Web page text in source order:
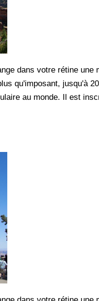
dans votre rétine une
qu'imposant, jusqu'à
au monde. Il est